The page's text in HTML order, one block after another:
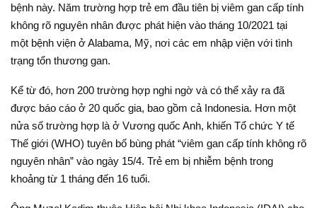
bệnh này. Năm trường hợp trẻ em đầu tiên bị viêm gan cấp tính
không rõ nguyên nhân được phát hiện vào tháng 10/2021 tại
một bệnh viện ở Alabama, Mỹ, nơi các em nhập viện với tình
trạng tổn thương gan.
Kể từ đó, hơn 200 trường hợp nghi ngờ và có thể xảy ra đã
được báo cáo ở 20 quốc gia, bao gồm cả Indonesia. Hơn một
nửa số trường hợp là ở Vương quốc Anh, khiến Tổ chức Y tế
Thế giới (WHO) tuyên bố bùng phát “viêm gan cấp tính không rõ
nguyên nhân” vào ngày 15/4. Trẻ em bị nhiễm bệnh trong
khoảng từ 1 tháng đến 16 tuổi.